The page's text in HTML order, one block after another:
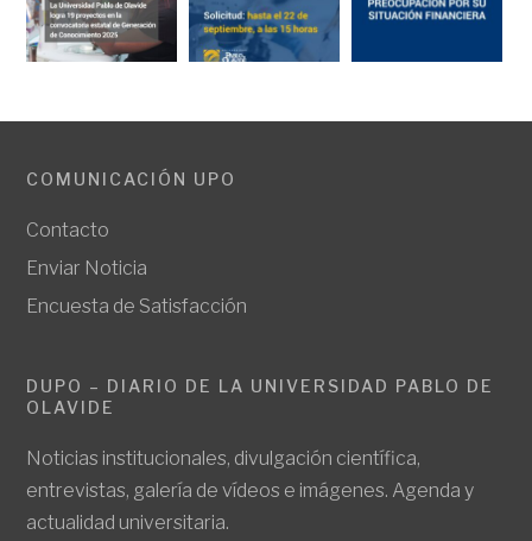
COMUNICACIÓN UPO
Contacto
Enviar Noticia
Encuesta de Satisfacción
DUPO – DIARIO DE LA UNIVERSIDAD PABLO DE
OLAVIDE
Noticias institucionales, divulgación científica,
entrevistas, galería de vídeos e imágenes. Agenda y
actualidad universitaria.